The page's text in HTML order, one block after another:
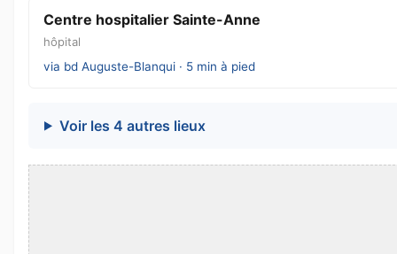
Centre hospitalier Sainte-Anne
hôpital
via bd Auguste-Blanqui · 5 min à pied
Voir les 4 autres lieux